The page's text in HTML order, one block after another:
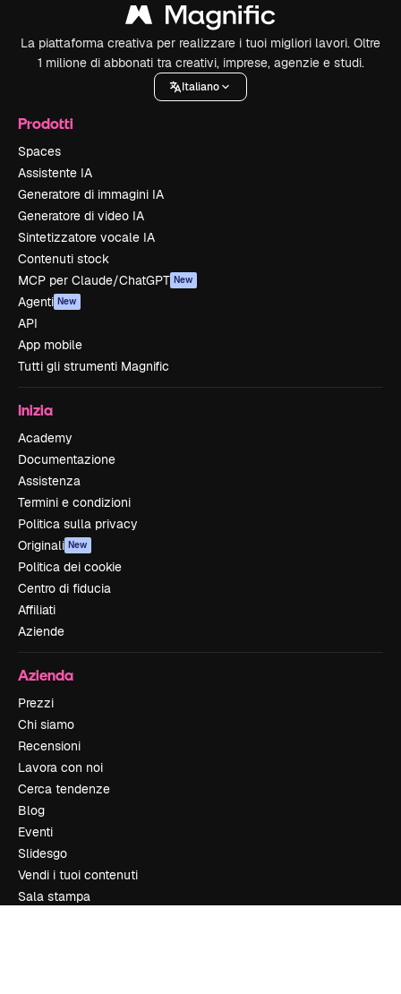
La piattaforma creativa per realizzare i tuoi migliori lavori. Oltre
1 milione di abbonati tra creativi, imprese, agenzie e studi.
Italiano
Prodotti
Spaces
Assistente IA
Generatore di immagini IA
Generatore di video IA
Sintetizzatore vocale IA
Contenuti stock
MCP per Claude/ChatGPT New
Agenti New
API
App mobile
Tutti gli strumenti Magnific
Inizia
Academy
Documentazione
Assistenza
Termini e condizioni
Politica sulla privacy
Originali New
Politica dei cookie
Centro di fiducia
Affiliati
Aziende
Azienda
Prezzi
Chi siamo
Recensioni
Lavora con noi
Cerca tendenze
Blog
Eventi
Slidesgo
Vendi i tuoi contenuti
Sala stampa